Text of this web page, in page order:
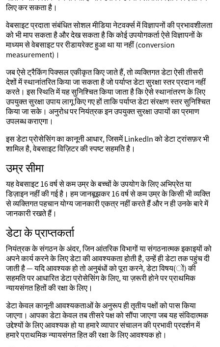
लिए कर सकता है।
वेबसाइट प्रदाता संबंधित सोशल मीडिया नेटवर्क्स में विज्ञापनों की प्रभावशीलता
को भी माप सकता है और देख सकता है कि कोई उपयोगकर्ता ऐसे विज्ञापनों के
माध्यम से वेबसाइट पर रीडायरेक्ट हुआ था या नहीं (conversion
measurement)।
जब ऐसे ट्रैकिंग पिक्सल एकीकृत किए जाते हैं, तो व्यक्तिगत डेटा ऐसी तीसरी
देशों में स्थानांतरित किया जा सकता है जो पर्याप्त डेटा सुरक्षा स्तर प्रदान नहीं
करते। इस स्थिति में यह सुनिश्चित किया जाता है कि ऐसे स्थानांतरण के लिए
उपयुक्त सुरक्षा उपाय लागू किए गए हों ताकि पर्याप्त डेटा संरक्षण स्तर सुनिश्चित
किया जा सके। अनुरोध पर नियंत्रक इन उपयुक्त सुरक्षा उपायों का प्रमाण
उपलब्ध कराएगा।
इस डेटा प्रोसेसिंग का कानूनी आधार, जिसमें LinkedIn को डेटा ट्रांसफ़र भी
शामिल है, वेबसाइट विज़िटर की स्पष्ट सहमति है।
उम्र सीमा
यह वेबसाइट 16 वर्ष से कम उम्र के बच्चों के उपयोग के लिए अभिप्रेत या
डिज़ाइन नहीं की गई है। हम जानबूझकर 16 वर्ष से कम उम्र के किसी भी व्यक्ति
से व्यक्तिगत पहचान योग्य जानकारी एकत्र नहीं करते हैं और न ही उनके बारे में
जानकारी रखते हैं।
डेटा के प्राप्तकर्ता
नियंत्रक के संगठन के अंदर, जिन आंतरिक विभागों या संगठनात्मक इकाइयों को
अपने कार्य करने के लिए डेटा की आवश्यकता होती है, उन्हें ही डेटा तक पहुंच दी
जाती है — यदि आवश्यक हो तो अनुबंधों को पूरा करने, डेटा विषय(ों) की
सहमति पर आधारित डेटा प्रोसेसिंग के लिए, या ज़रूरी होने पर प्राथमिक
न्यायसंगत हितों की रक्षा के लिए।
डेटा केवल कानूनी आवश्यकताओं के अनुरूप ही तृतीय पक्षों को पास किया
जाएगा। आपका डेटा केवल तब तीसरे पक्ष को सौंपा जाएगा जब यह संविदात्मक
उद्देश्यों के लिए आवश्यक हो या हमारे व्यापार संचालन की प्रभावी प्रदर्शन में
हमारे प्राथमिक न्यायसंगत हित की रक्षा के लिए आवश्यक हो।